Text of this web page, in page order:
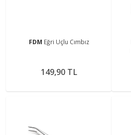
FDM Eğri Uçlu Cımbız
149,90 TL